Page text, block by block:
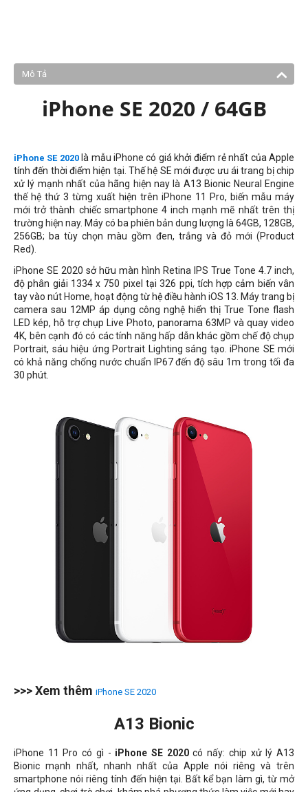
Mô Tả
iPhone SE 2020 / 64GB
iPhone SE 2020là mẫu iPhone có giá khởi điểm rẻ nhất của Apple
tính đến thời điểm hiện tại. Thế hệ SE mới được ưu ái trang bị chip
xử lý mạnh nhất của hãng hiện nay là A13 Bionic Neural Engine
thế hệ thứ 3 từng xuất hiện trên iPhone 11 Pro, biến mẫu máy
mới trở thành chiếc smartphone 4 inch mạnh mẽ nhất trên thị
trường hiện nay. Máy có ba phiên bản dung lượng là 64GB, 128GB,
256GB; ba tùy chọn màu gồm đen, trắng và đỏ mới (Product
Red).
iPhone SE 2020 sở hữu màn hình Retina IPS True Tone 4.7 inch,
độ phân giải 1334 x 750 pixel tại 326 ppi, tích hợp cảm biến vân
tay vào nút Home, hoạt động từ hệ điều hành iOS 13. Máy trang bị
camera sau 12MP áp dụng công nghệ hiển thị True Tone flash
LED kép, hỗ trợ chụp Live Photo, panorama 63MP và quay video
4K, bên cạnh đó có các tính năng hấp dẫn khác gồm chế độ chụp
Portrait, sáu hiệu ứng Portrait Lighting sáng tạo. iPhone SE mới
có khả năng chống nước chuẩn IP67 đến độ sâu 1m trong tối đa
30 phút.
>>> Xem thêm iPhone SE 2020
A13 Bionic
iPhone 11 Pro có gì - iPhone SE 2020có nấy: chip xử lý A13
Bionic mạnh nhất, nhanh nhất của Apple nói riêng và trên
smartphone nói riêng tính đến hiện tại. Bất kể bạn làm gì, từ mở